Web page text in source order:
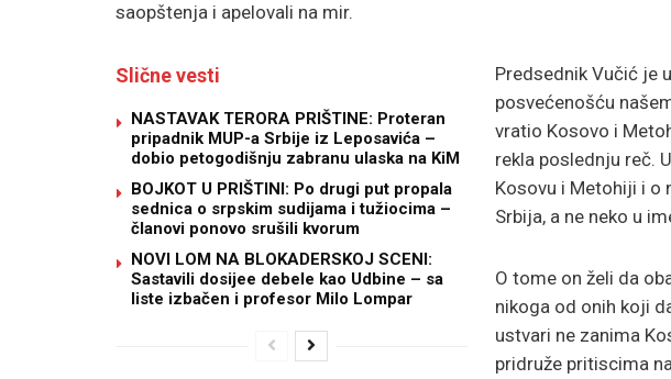
saopštenja i apelovali na mir.
Slične vesti
NASTAVAK TERORA PRIŠTINE: Proteran
pripadnik MUP-a Srbije iz Leposavića –
dobio petogodišnju zabranu ulaska na KiM
BOJKOT U PRIŠTINI: Po drugi put propala
sednica o srpskim sudijama i tužiocima –
članovi ponovo srušili kvorum
NOVI LOM NA BLOKADERSKOJ SCENI:
Sastavili dosijee debele kao Udbine – sa
liste izbačen i profesor Milo Lompar
Predsednik Vučić je
posvećenošću
vratio Kosovo i
rekla poslednju reč.
Kosovu i Metohiji i o
Srbija, a ne neko u
O tome on želi da
nikoga od onih koji
ustvari ne zanima
pridruže pritiscima